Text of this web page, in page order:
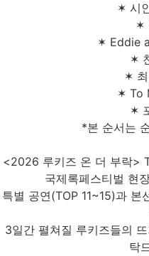
✶ 시
✶
✶ Eddie
✶
✶
✶ To
✶
*본 순서는
<2026 루키즈 온 더 부락>
국제록페스티벌 현
특별 공연(TOP 11~15)과 본
3일간 펼쳐질 루키즈들의
탁